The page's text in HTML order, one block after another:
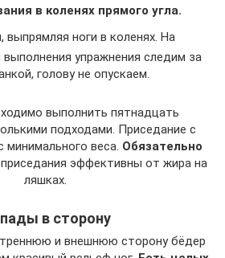
в коленях прямого угла.
выпрямляя ноги в коленях. На
упражнения следим за
голову не опускаем.
выполнить пятнадцать
подходами. Приседание с
минимального веса. Обязательно
эффективны от жира на
ляшках.
в сторону
и внешнюю сторону бёдер